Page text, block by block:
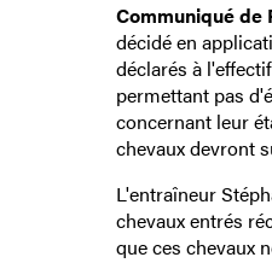
Communiqué de
décidé en
déclarés à
permettant pas
concernant leur
chevaux devront
L'entraîneur
chevaux entrés
que ces chevaux